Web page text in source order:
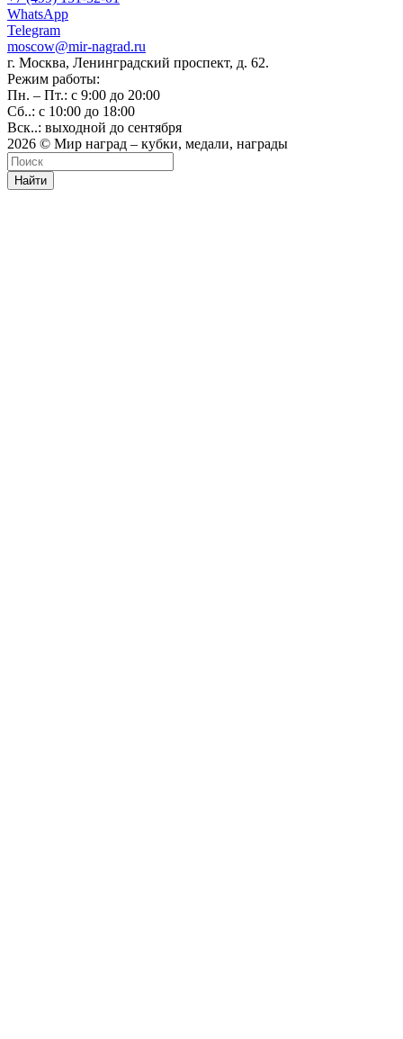
WhatsApp
Telegram
moscow@mir-nagrad.ru
г. Москва, Ленинградский проспект, д. 62.
Режим работы:
Пн. – Пт.: с 9:00 до 20:00
Сб..: с 10:00 до 18:00
Вск..: выходной до сентября
2026 © Мир наград – кубки, медали, награды
Найти